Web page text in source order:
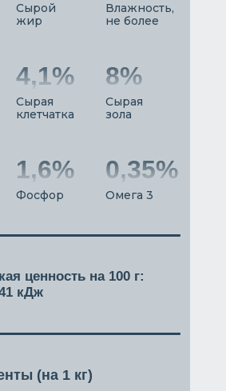
Сырой
жир
Сырая
клетчатка
4,1%
Влажность,
не более
Сырая
зола
8%
Фосфор
1,6%
Омега 3
0,35%
ценность на 100 г:
кДж
(на 1 кг)